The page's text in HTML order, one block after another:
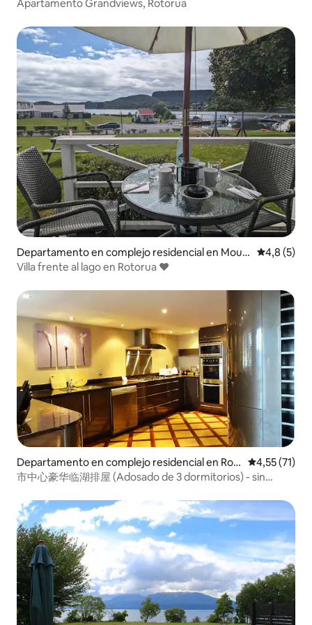
Apartamento Grandviews, Rotorua
Departamento en complejo residencial en Mour
ea
4,8 (5)
Villa frente al lago en Rotorua ❤️
Departamento en complejo residencial en Rot
orua
Calificación
4,55 (71)
市中心豪华临湖排屋 (Adosado de 3 dormitorios) - sin